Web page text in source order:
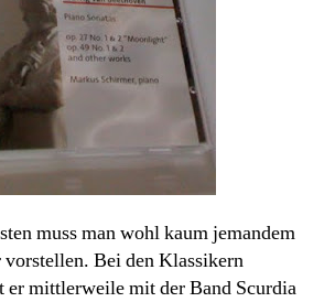
muss man wohl kaum jemandem
Bei den Klassikern
er mittlerweile mit der Band Scurdia